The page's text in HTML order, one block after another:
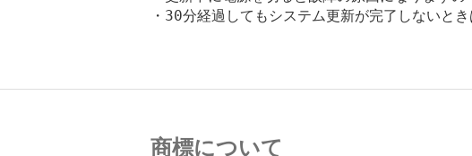
・30分経過してもシステム更新が完了しないと
商標について